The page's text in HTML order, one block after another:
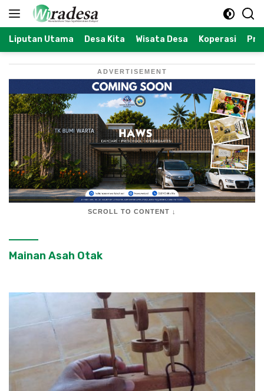
Langsung
Liputan Utama Desa Kita Wisata Desa Koperasi
ADVERTISEMENT
SCROLL TO CONTENT ↓
Mainan Asah Otak